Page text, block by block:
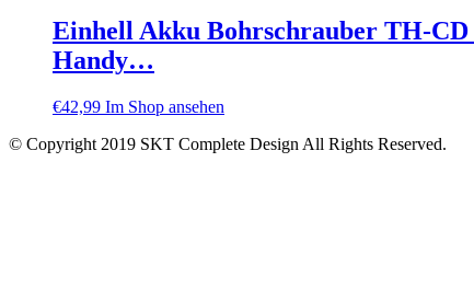
Einhell Akku Bohrschrauber TH-CD
Handy…
€42,99 Im Shop ansehen
© Copyright 2019 SKT Complete Design All Rights Reserved.